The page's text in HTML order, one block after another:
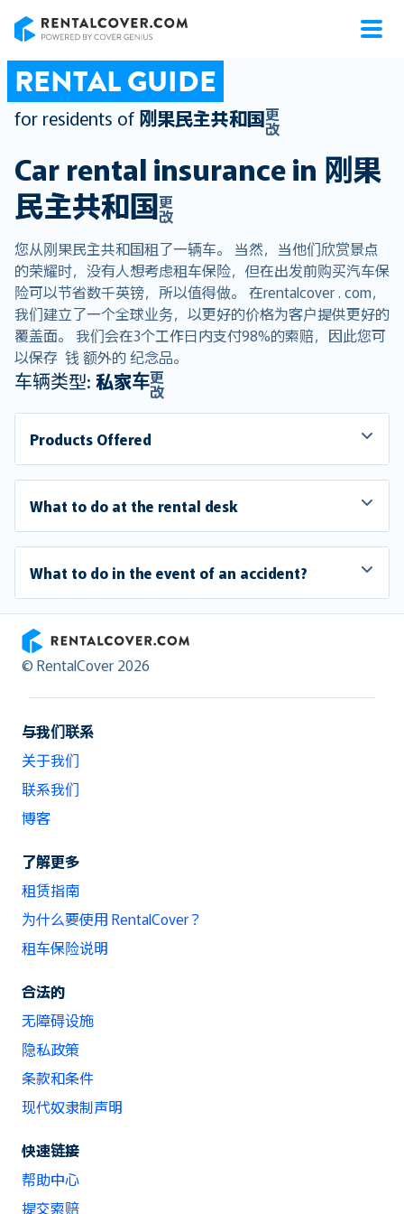
RENTAL GUIDE
for residents of 刚果民主共和国更
改
Car rental insurance in 刚果
民主共和国更
改
您从刚果民主共和国租了一辆车。 当然，当他们欣赏景点
的荣耀时，没有人想考虑租车保险，但在出发前购买汽车保
险可以节省数千英镑，所以值得做。 在rentalcover . com，
我们建立了一个全球业务，以更好的价格为客户提供更好的
覆盖面。 我们会在3个工作日内支付98%的索赔，因此您可
以保存 钱 额外的 纪念品。
车辆类型: 私家车更
改
Products Offered
What to do at the rental desk
What to do in the event of an accident?
RentalCover
© RentalCover 2026
与我们联系
关于我们
联系我们
博客
了解更多
租赁指南
为什么要使用 RentalCover？
租车保险说明
合法的
无障碍设施
隐私政策
条款和条件
现代奴隶制声明
快速链接
帮助中心
提交索赔